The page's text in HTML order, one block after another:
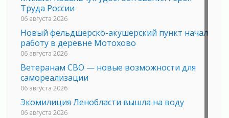
Труда России
06 августа 2026
Новый фельдшерско-акушерский пункт начал
работу в деревне Мотохово
06 августа 2026
Ветеранам СВО — новые возможности для
самореализации
06 августа 2026
Экомилиция Ленобласти вышла на воду
06 августа 2026